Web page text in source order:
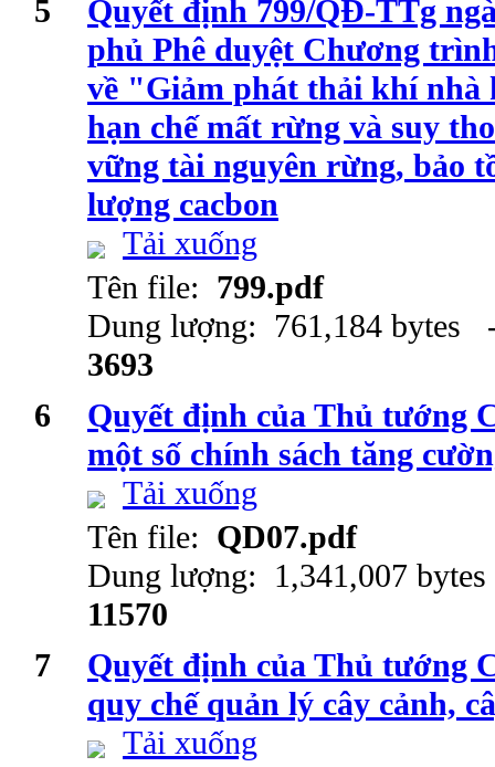
5
Quyết định 799/QĐ-TTg
phủ Phê duyệt Chương
về "Giảm phát thải khí nhà
hạn chế mất rừng và suy
vững tài nguyên rừng, bảo
lượng cacbon
Tải xuống
Tên file: 799.pdf
Dung lượng: 761,184
3693
6
Quyết định của Thủ tướng
một số chính sách tăng
Tải xuống
Tên file: QD07.pdf
Dung lượng: 1,341,007
11570
7
Quyết định của Thủ tướng
quy chế quản lý cây cảnh,
Tải xuống